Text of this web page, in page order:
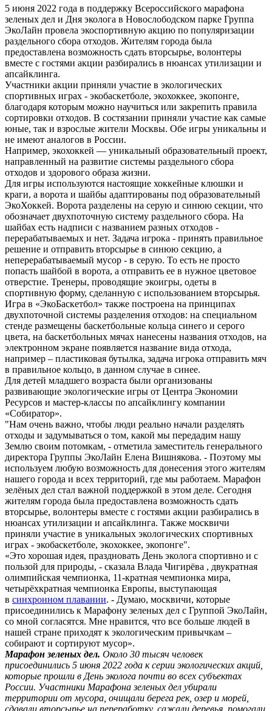
5 июня 2022 года в поддержку Всероссийского марафона
зеленых дел и Дня эколога в Новослободском парке Группа
ЭкоЛайн провела экоспортивную акцию по популяризации
раздельного сбора отходов. Жителям города была
предоставлена возможность сдать вторсырье, волонтеры
вместе с гостями акции разбирались в нюансах утилизации и
апсайклинга.
Участники акции приняли участие в экологических
спортивных играх - экобаскетболе, экохоккее, экопонге,
благодаря которым можно научиться или закрепить правила
сортировки отходов. В состязании приняли участие как самые
юные, так и взрослые жители Москвы. Обе игры уникальны и
не имеют аналогов в России.
Например, экохоккей — уникальный образовательный проект,
направленный на развитие системы раздельного сбора
отходов и здорового образа жизни.
Для игры используются настоящие хоккейные клюшки и
краги, а ворота и шайбы адаптированы под образовательный
ЭкоХоккей. Ворота разделены на серую и синюю секции, что
обозначает двухпоточную систему раздельного сбора. На
шайбах есть надписи с названием разных отходов -
перерабатываемых и нет. Задача игрока - принять правильное
решение и отправить вторсырье в синюю секцию, а
неперерабатываемый мусор - в серую. То есть не просто
попасть шайбой в ворота, а отправить ее в нужное цветовое
отверстие. Тренеры, проводящие экоигры, одеты в
спортивную форму, сделанную с использованием вторсырья.
Игра в «ЭкоБаскетбол» также построена на принципах
двухпоточной системы разделения отходов: на специальном
стенде размещены баскетбольные кольца синего и серого
цвета, на баскетбольных мячах нанесены названия отходов, на
электронном экране появляется название вида отхода,
например – пластиковая бутылка, задача игрока отправить мяч
в правильное кольцо, в данном случае в синее.
Для детей младшего возраста были организованы
развивающие экологические игры от Центра Экономии
Ресурсов и мастер-классы по апсайклингу компании
«Собиратор».
"Нам очень важно, чтобы люди реально начали разделять
отходы и задумываться о том, какой мы передадим нашу
Землю своим потомкам, - отметила заместитель генерального
директора Группы ЭкоЛайн Елена Вишнякова. - Поэтому мы
используем любую возможность для донесения этого жителям
нашего города и всех территорий, где мы работаем. Марафон
зелёных дел стал важной поддержкой в этом деле. Сегодня
жителям города была предоставлена возможность сдать
вторсырье, волонтеры вместе с гостями акции разбирались в
нюансах утилизации и апсайклинга. Также москвичи
приняли участие в уникальных экологических спортивных
играх - экобаскетболе, экохоккее, экопонге".
«Это хорошая идея, праздновать День эколога спортивно и с
пользой для природы, - сказала Влада Чигирёва , двукратная
олимпийская чемпионка, 11-кратная чемпионка мира,
четырёхкратная чемпионка Европы, выступающая
в синхронном плавании. - Думаю, москвичи, которые
присоединились к Марафону зеленых дел с Группой ЭкоЛайн,
со мной согласятся. Мне нравится, что все больше людей в
нашей стране приходят к экологическим привычкам –
собирают и сортируют мусор».
Марафон зеленых дел. Около 30 тысяч человек
присоединились 5 июня 2022 года к серии экологических акций,
которые прошли в День эколога почти во всех субъектах
России. Участники Марафона зеленых дел убирали
территории от мусора, очищали берега рек, озер и морей,
сдавали вторсырье на переработку, сажали деревья, помогали